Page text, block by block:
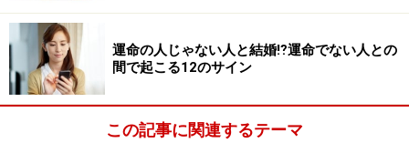
運命の人じゃない人と結婚⁉運命でない人との
間で起こる12のサイン
この記事に関連するテーマ